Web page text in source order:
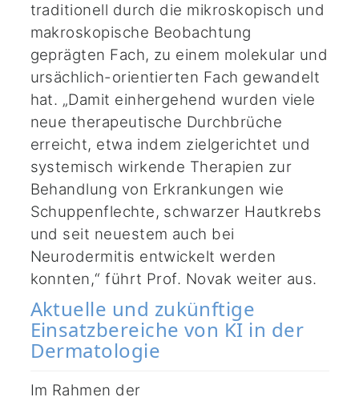
traditionell durch die mikroskopisch und
makroskopische Beobachtung
geprägten Fach, zu einem molekular und
ursächlich-orientierten Fach gewandelt
hat. „Damit einhergehend wurden viele
neue therapeutische Durchbrüche
erreicht, etwa indem zielgerichtet und
systemisch wirkende Therapien zur
Behandlung von Erkrankungen wie
Schuppenflechte, schwarzer Hautkrebs
und seit neuestem auch bei
Neurodermitis entwickelt werden
konnten,“ führt Prof. Novak weiter aus.
Aktuelle und zukünftige
Einsatzbereiche von KI in der
Dermatologie
Im Rahmen der